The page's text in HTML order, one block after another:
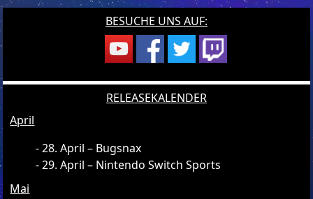
BESUCHE UNS AUF:
RELEASEKALENDER
April
28. April – Bugsnax
29. April – Nintendo Switch Sports
Mai